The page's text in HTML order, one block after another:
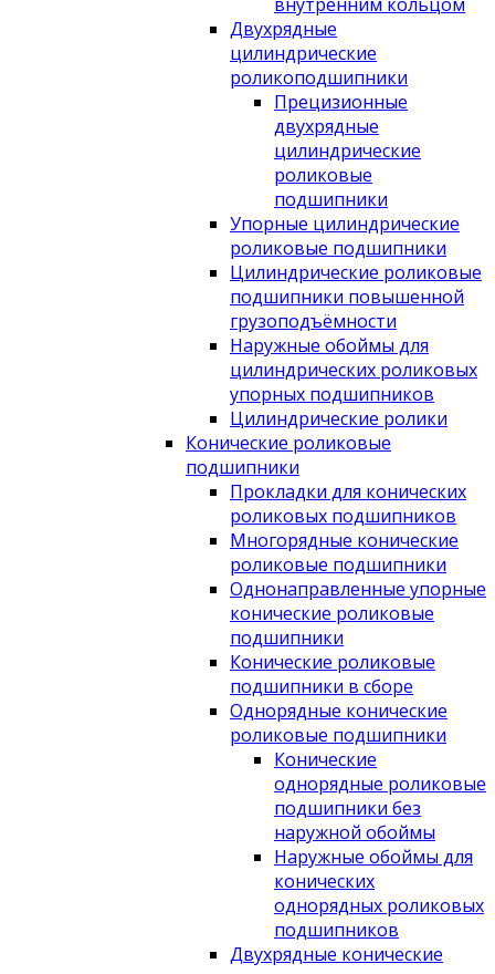
Двухрядные
цилиндрические
роликоподшипники
Прецизионные
двухрядные
цилиндрические
роликовые
подшипники
Упорные цилиндрические
роликовые подшипники
Цилиндрические роликовые
подшипники повышенной
грузоподъёмности
Наружные обоймы для
цилиндрических роликовых
упорных подшипников
Цилиндрические ролики
Конические роликовые
подшипники
Прокладки для конических
роликовых подшипников
Многорядные конические
роликовые подшипники
Однонаправленные упорные
конические роликовые
подшипники
Конические роликовые
подшипники в сборе
Однорядные конические
роликовые подшипники
Конические
однорядные роликовые
подшипники без
наружной обоймы
Наружные обоймы для
конических
однорядных роликовых
подшипников
Двухрядные конические